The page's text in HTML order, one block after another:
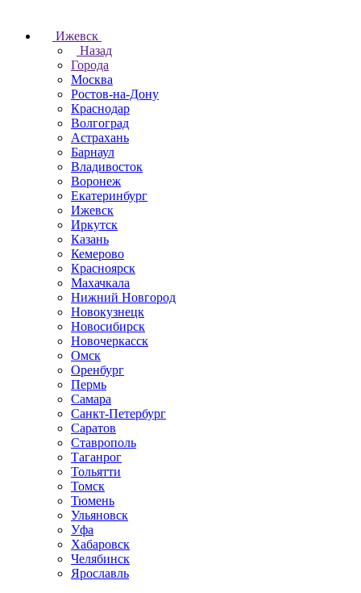
Ижевск
Назад
Города
Москва
Ростов-на-Дону
Краснодар
Волгоград
Астрахань
Барнаул
Владивосток
Воронеж
Екатеринбург
Ижевск
Иркутск
Казань
Кемерово
Красноярск
Махачкала
Нижний Новгород
Новокузнецк
Новосибирск
Новочеркаcск
Омск
Оренбург
Пермь
Самара
Санкт-Петербург
Саратов
Ставрополь
Таганрог
Тольятти
Томск
Тюмень
Ульяновск
Уфа
Хабаровск
Челябинск
Ярославль